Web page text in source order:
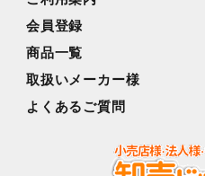
会員登録
商品一覧
取扱いメーカー様
よくあるご質問